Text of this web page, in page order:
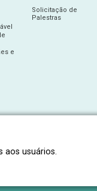
e
Solicitação de
Palestras
aos usuários.